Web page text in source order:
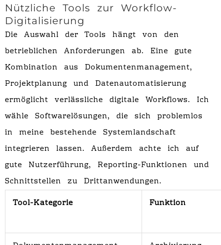
Nützliche Tools zur Workflow-
Digitalisierung
Die Auswahl der Tools hängt von den
betrieblichen Anforderungen ab. Eine gute
Kombination aus Dokumentenmanagement,
Projektplanung und Datenautomatisierung
ermöglicht verlässliche digitale Workflows. Ich
wähle Softwarelösungen, die sich problemlos
in meine bestehende Systemlandschaft
integrieren lassen. Außerdem achte ich auf
gute Nutzerführung, Reporting-Funktionen und
Schnittstellen zu Drittanwendungen.
Tool-Kategorie
Funktion